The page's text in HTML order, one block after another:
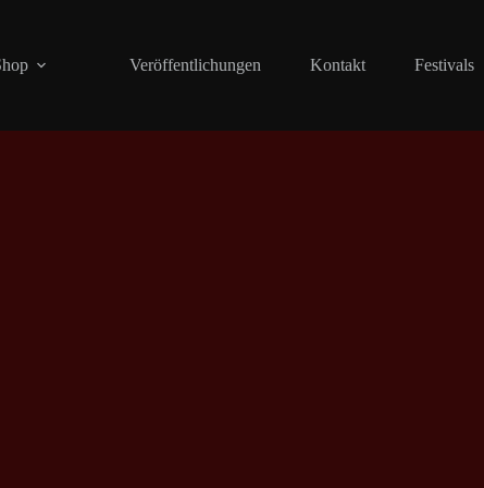
Veröffentlichungen Kontakt Festivals